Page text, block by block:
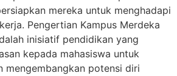
mereka untuk menghadapi
Pengertian Kampus Merdeka
inisiatif pendidikan yang
kepada mahasiswa untuk
mengembangkan potensi diri